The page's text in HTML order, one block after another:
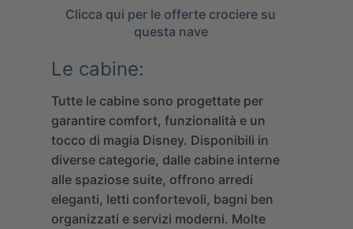
Clicca qui per le offerte crociere su
questa nave
Le cabine:
Tutte le cabine sono progettate per
garantire comfort, funzionalità e un
tocco di magia Disney. Disponibili in
diverse categorie, dalle cabine interne
alle spaziose suite, offrono arredi
eleganti, letti confortevoli, bagni ben
organizzati e servizi moderni. Molte